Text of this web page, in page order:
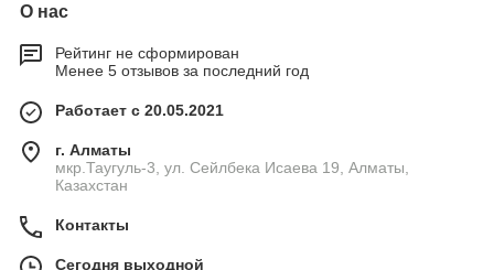
О нас
Рейтинг не сформирован
Менее 5 отзывов за последний год
Работает с 20.05.2021
г. Алматы
мкр.Таугуль-3, ул. Сейлбека Исаева 19, Алматы,
Казахстан
Контакты
Сегодня выходной